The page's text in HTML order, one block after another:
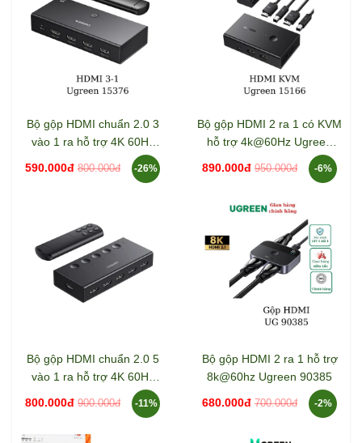
Bộ gộp HDMI chuẩn 2.0 3
vào 1 ra hỗ trợ 4K 60Hz
590.000đ 800.000đ -26%
Bộ gộp HDMI 2 ra 1 có KVM
hỗ trợ 4k@60Hz Ugreen
890.000đ 950.000đ -6%
Bộ gộp HDMI chuẩn 2.0 5
vào 1 ra hỗ trợ 4K 60Hz
800.000đ 900.000đ -11%
Bộ gộp HDMI 2 ra 1 hỗ trợ
8k@60hz Ugreen 90385
680.000đ 700.000đ -2%